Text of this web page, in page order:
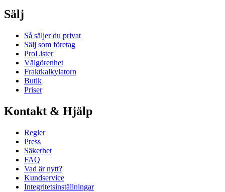
Sälj
Så säljer du privat
Sälj som företag
ProLister
Välgörenhet
Fraktkalkylatorn
Butik
Priser
Kontakt & Hjälp
Regler
Press
Säkerhet
FAQ
Vad är nytt?
Kundservice
Integritetsinställningar